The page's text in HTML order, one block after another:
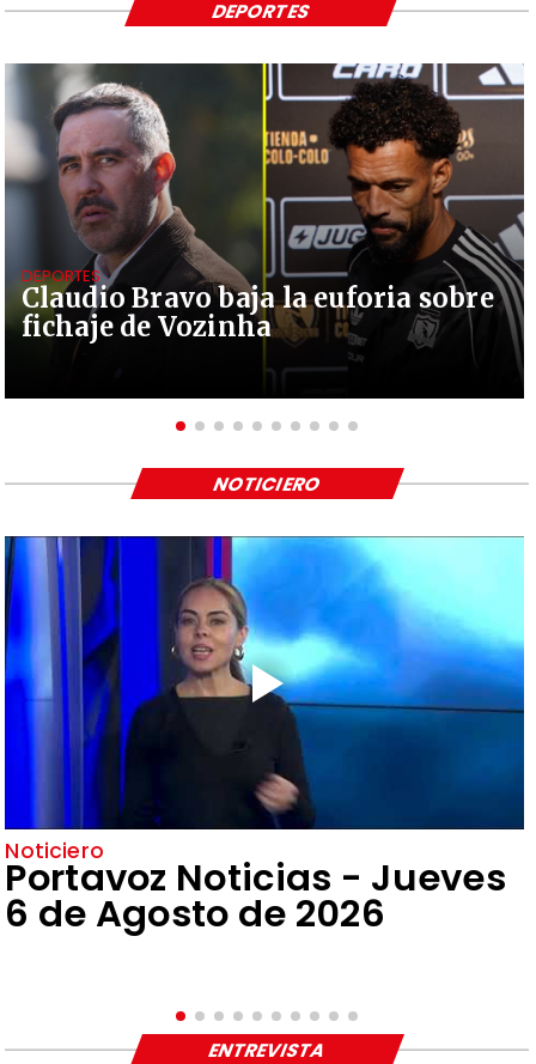
Claudio Bravo baja la euforia sobre
fichaje de Vozinha
DEPORTES
DEPORTES
Noticiero
Portavoz Noticias - Jueves
6 de Agosto de 2026
NOTICIERO
ENTREVISTA